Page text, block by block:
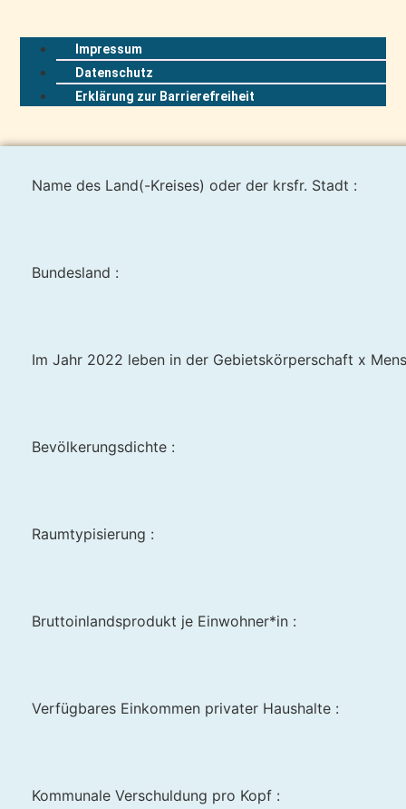
Impressum
Datenschutz
Erklärung zur Barrierefreiheit
Name des Land(-Kreises) oder der krsfr. Stadt :
Bundesland :
Im Jahr 2022 leben in der Gebietskörperschaft x
Bevölkerungsdichte :
Raumtypisierung :
Bruttoinlandsprodukt je Einwohner*in :
Verfügbares Einkommen privater Haushalte :
Kommunale Verschuldung pro Kopf :